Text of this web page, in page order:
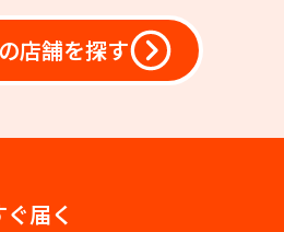
店舗を探す
届く